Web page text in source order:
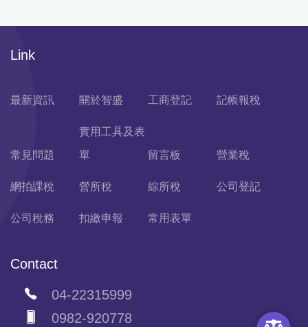
Link
最新資訊 關於智盛 工商登記 記帳報稅
常見問題
實用工具及表
單
留言板 營業稅
網拍課稅 營所稅 綜所稅 公司登記
公司稅務 扣繳申報 常用表單
Contact
04-22315999
0982-920778